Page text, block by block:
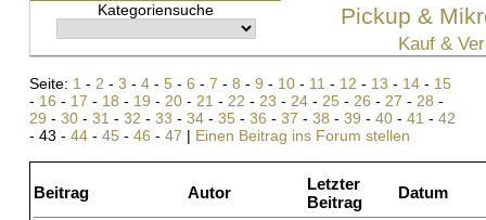
Pickup &
Kauf &
Kategoriensuche
Seite: 1 - 2 - 3 - 4 - 5 - 6 - 7 - 8 - 9 - 10 - 11 - 12 - 13 - 14 - 15
- 16 - 17 - 18 - 19 - 20 - 21 - 22 - 23 - 24 - 25 - 26 - 27 - 28 -
29 - 30 - 31 - 32 - 33 - 34 - 35 - 36 - 37 - 38 - 39 - 40 - 41 - 42
- 43 - 44 - 45 - 46 - 47 | Einen Beitrag ins Forum stellen
Beitrag Autor
Letzter
Beitrag
Datum